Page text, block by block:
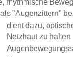
rhythmische
"Augenzittern"
dient dazu,
Netzhaut zu halten